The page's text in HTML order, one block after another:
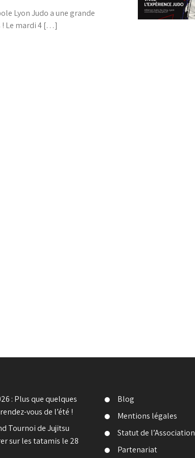
Lyon Judo a une grande
! Le mardi 4 […]
: Plus que quelques
vous de l’été !
Tournoi de Jujitsu
sur les tatamis le 28
Blog
Mentions légales
Statut de l’Association
Partenariat